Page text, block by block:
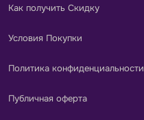
Как получить Скидку
Условия Покупки
Политика конфиденциальности
Публичная оферта